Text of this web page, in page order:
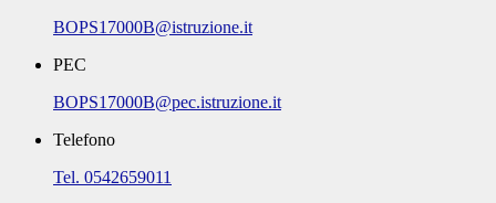
BOPS17000B@istruzione.it
PEC
BOPS17000B@pec.istruzione.it
Telefono
Tel. 0542659011